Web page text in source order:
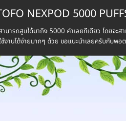
NEXPOD 5000
รถสูบได้มาถึง 5000 คำเลยทีเดียว โดยจะ
านได้ง่ายมากๆ ด้วย ขอแนะนำเลยครับกับพ